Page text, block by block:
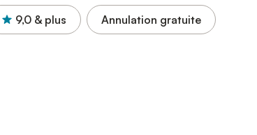
9,0 & plus Annulation gratuite